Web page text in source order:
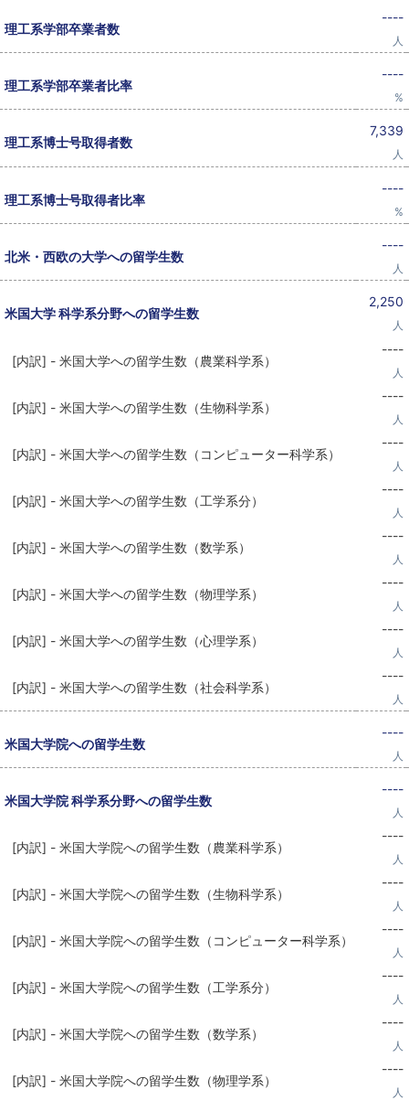
理工系学部卒業者数
----
人
理工系学部卒業者比率
----
%
理工系博士号取得者数
7,339
人
理工系博士号取得者比率
----
%
北米・西欧の大学への留学生数
----
人
米国大学 科学系分野への留学生数
2,250
人
[内訳] - 米国大学への留学生数（農業科学系）
----
人
[内訳] - 米国大学への留学生数（生物科学系）
----
人
[内訳] - 米国大学への留学生数（コンピューター科学系）
----
人
[内訳] - 米国大学への留学生数（工学系分）
----
人
[内訳] - 米国大学への留学生数（数学系）
----
人
[内訳] - 米国大学への留学生数（物理学系）
----
人
[内訳] - 米国大学への留学生数（心理学系）
----
人
[内訳] - 米国大学への留学生数（社会科学系）
----
人
米国大学院への留学生数
----
人
米国大学院 科学系分野への留学生数
----
人
[内訳] - 米国大学院への留学生数（農業科学系）
----
人
[内訳] - 米国大学院への留学生数（生物科学系）
----
人
[内訳] - 米国大学院への留学生数（コンピューター科学系）
----
人
[内訳] - 米国大学院への留学生数（工学系分）
----
人
[内訳] - 米国大学院への留学生数（数学系）
----
人
[内訳] - 米国大学院への留学生数（物理学系）
----
人